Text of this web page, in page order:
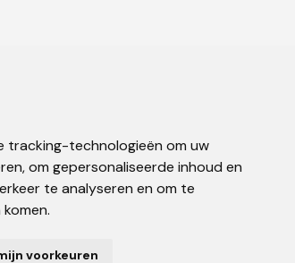
tracking-technologieën om uw
om gepersonaliseerde inhoud en
te analyseren en om te
voorkeuren